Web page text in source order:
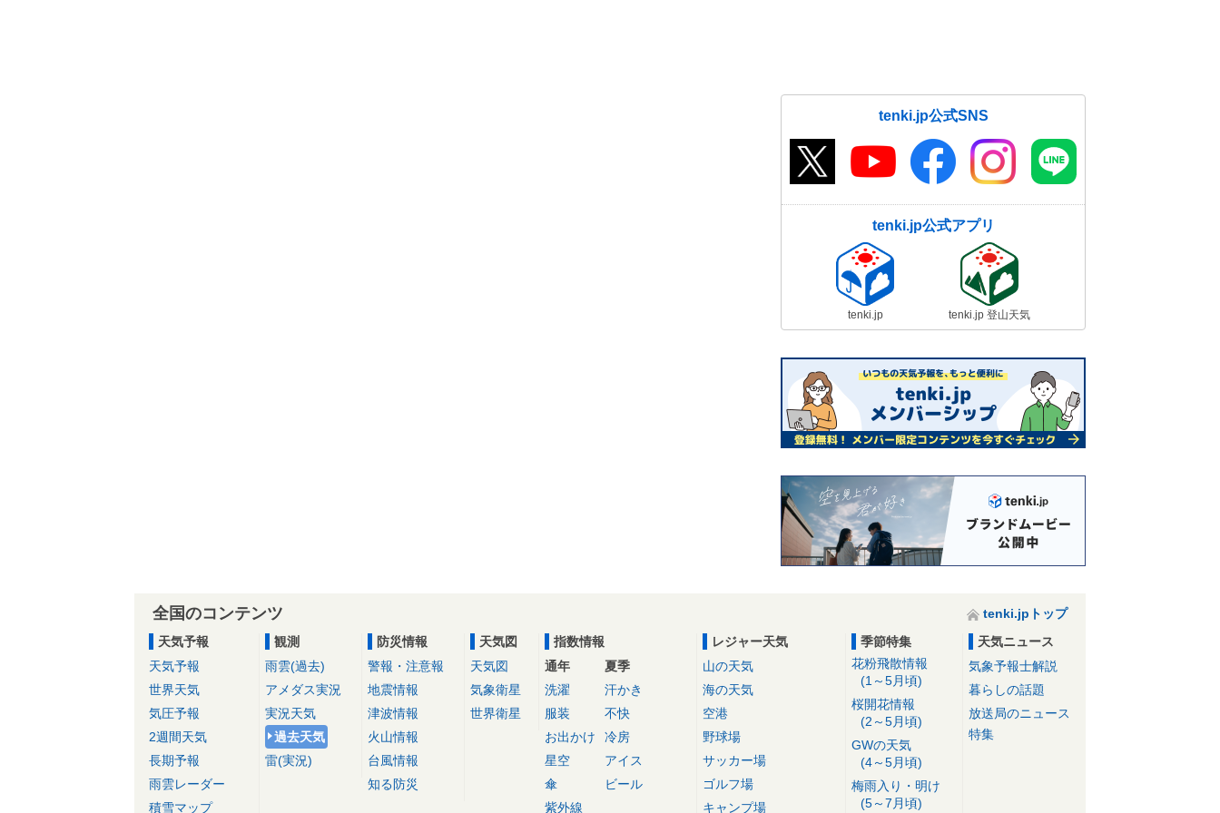
tenki.jp公式SNS
tenki.jp公式アプリ
tenki.jp tenki.jp 登山天気
全国のコンテンツ
tenki.jpトップ
天気予報
天気予報
世界天気
気圧予報
2週間天気
長期予報
雨雲レーダー
積雪マップ
観測
雨雲(過去)
アメダス実況
実況天気
過去天気
雷(実況)
防災情報
警報・注意報
地震情報
津波情報
火山情報
台風情報
知る防災
天気図
天気図
気象衛星
世界衛星
指数情報
通年
洗濯
服装
お出かけ
星空
傘
紫外線
夏季
汗かき
不快
冷房
アイス
ビール
レジャー天気
山の天気
海の天気
空港
野球場
サッカー場
ゴルフ場
キャンプ場
季節特集
花粉飛散情報
(1～5月頃)
桜開花情報
(2～5月頃)
GWの天気
(4～5月頃)
梅雨入り・明け
(5～7月頃)
天気ニュース
気象予報士解説
暮らしの話題
放送局のニュース
特集